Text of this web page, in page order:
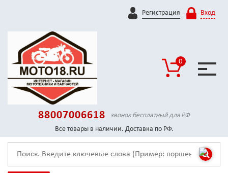
Регистрация Вход
0
88007006618
звонок бесплатный для РФ
Все товары в наличии. Доставка по РФ.